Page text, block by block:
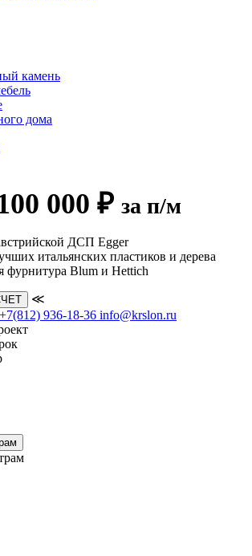
камень
дома
000 ₽ за п/м
ДСП Egger
итальянских пластиков и дерева
фурнитура Blum и Hettich
≪
+7(812) 936-18-36 info@krslon.ru